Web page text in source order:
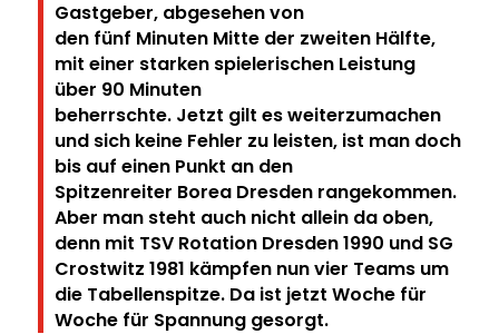
Gastgeber, abgesehen von
den fünf Minuten Mitte der zweiten Hälfte,
mit einer starken spielerischen Leistung
über 90 Minuten
beherrschte. Jetzt gilt es weiterzumachen
und sich keine Fehler zu leisten, ist man doch
bis auf einen Punkt an den
Spitzenreiter Borea Dresden rangekommen.
Aber man steht auch nicht allein da oben,
denn mit TSV Rotation Dresden 1990 und SG
Crostwitz 1981 kämpfen nun vier Teams um
die Tabellenspitze. Da ist jetzt Woche für
Woche für Spannung gesorgt.